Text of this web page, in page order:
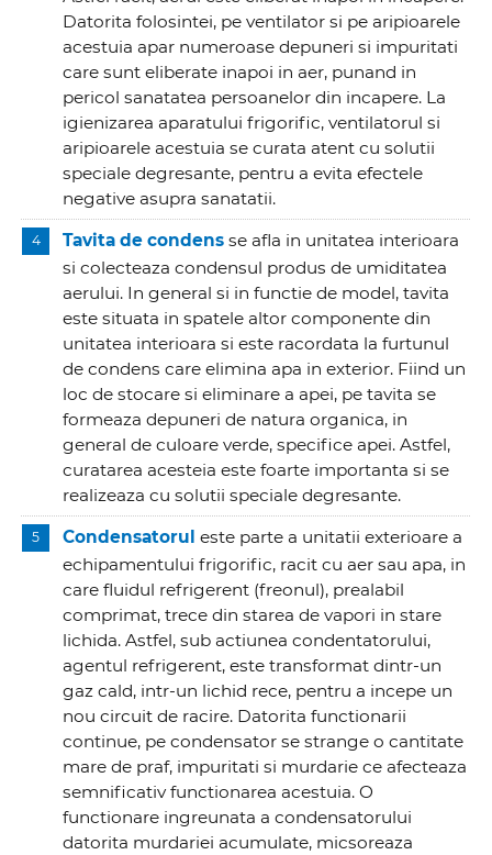
Datorita folosintei, pe ventilator si pe aripioarele
acestuia apar numeroase depuneri si impuritati
care sunt eliberate inapoi in aer, punand in
pericol sanatatea persoanelor din incapere. La
igienizarea aparatului frigorific, ventilatorul si
aripioarele acestuia se curata atent cu solutii
speciale degresante, pentru a evita efectele
negative asupra sanatatii.
Tavita de condens se afla in unitatea interioara
si colecteaza condensul produs de umiditatea
aerului. In general si in functie de model, tavita
este situata in spatele altor componente din
unitatea interioara si este racordata la furtunul
de condens care elimina apa in exterior. Fiind un
loc de stocare si eliminare a apei, pe tavita se
formeaza depuneri de natura organica, in
general de culoare verde, specifice apei. Astfel,
curatarea acesteia este foarte importanta si se
realizeaza cu solutii speciale degresante.
Condensatorul este parte a unitatii exterioare a
echipamentului frigorific, racit cu aer sau apa, in
care fluidul refrigerent (freonul), prealabil
comprimat, trece din starea de vapori in stare
lichida. Astfel, sub actiunea condentatorului,
agentul refrigerent, este transformat dintr-un
gaz cald, intr-un lichid rece, pentru a incepe un
nou circuit de racire. Datorita functionarii
continue, pe condensator se strange o cantitate
mare de praf, impuritati si murdarie ce afecteaza
semnificativ functionarea acestuia. O
functionare ingreunata a condensatorului
datorita murdariei acumulate, micsoreaza